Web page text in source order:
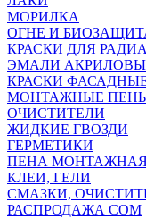
МОРИЛКА
ОГНЕ И
КРАСКИ ДЛЯ
ЭМАЛИ
КРАСКИ
МОНТАЖНЫЕ
ОЧИСТИТЕЛИ
ЖИДКИЕ ГВОЗДИ
ГЕРМЕТИКИ
ПЕНА МОНТАЖНАЯ
КЛЕИ, ГЕЛИ
СМАЗКИ,
РАСПРОДАЖА СОМ